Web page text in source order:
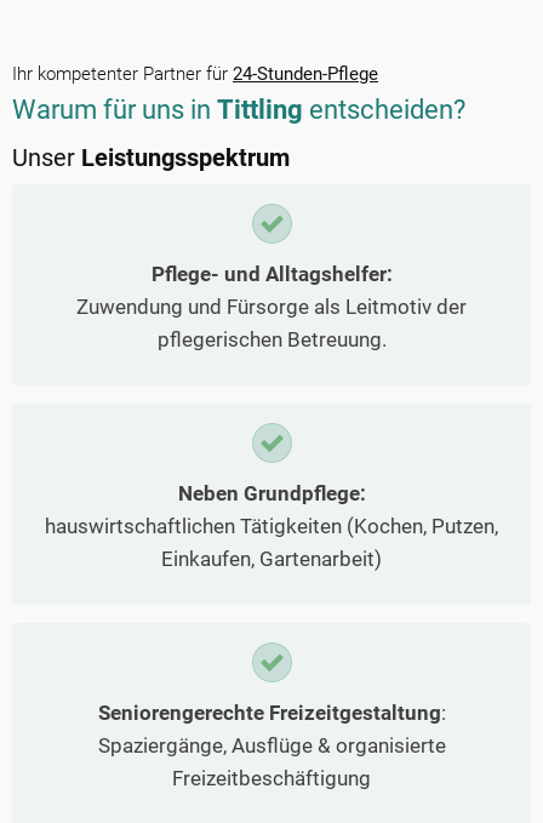
Ihr kompetenter Partner für 24-Stunden-Pflege
Warum für uns in Tittling entscheiden?
Unser Leistungsspektrum
Pflege- und Alltagshelfer:
Zuwendung und Fürsorge als Leitmotiv der
pflegerischen Betreuung.
Neben Grundpflege:
hauswirtschaftlichen Tätigkeiten (Kochen, Putzen,
Einkaufen, Gartenarbeit)
Seniorengerechte Freizeitgestaltung:
Spaziergänge, Ausflüge & organisierte
Freizeitbeschäftigung